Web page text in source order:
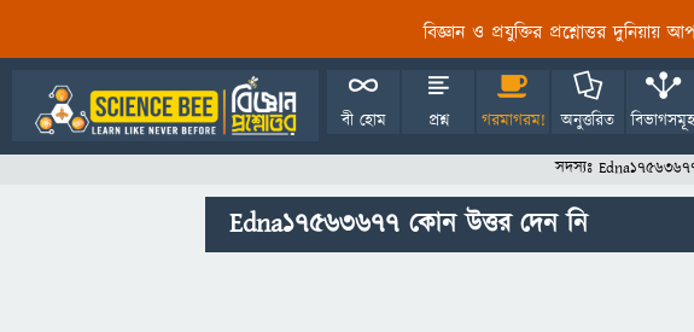
বিজ্ঞান ও প্রযুক্তির প্রশ্নোত্তর দুনিয়ায়
বী হোম প্রশ্ন গরমাগরম! অনুত্তরিত বিভাগসমূহ
সদস্যঃ
Edna17563677 কোন উত্তর দেন নি